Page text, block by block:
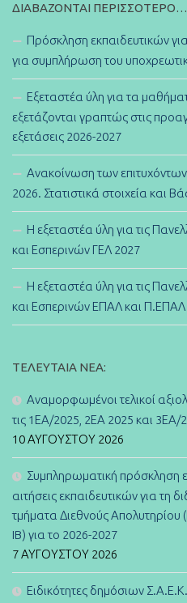
ΔΙΑΒΆΖΟΝΤΑΙ ΠΕΡΙΣΣΌΤΕΡΟ…
Πρόσκληση εκπαιδευτικών
για συμπλήρωση του
Εξεταστέα ύλη για τα
εξετάζονται γραπτώς στις
εξετάσεις 2026-2027
Ανακοίνωση των επιτυχόντων
2026. Στατιστικά στοιχεία και
Η εξεταστέα ύλη για τις
και Εσπερινών ΓΕΛ 2027
Η εξεταστέα ύλη για τις
και Εσπερινών ΕΠΑΛ και
ΤΕΛΕΥΤΑΊΑ ΝΈΑ:
Αναμορφωμένοι τελικοί
τις 1ΕΑ/2025, 2ΕΑ 2025 και 3ΕΑ/
10 ΑΥΓΟΎΣΤΟΥ 2026
Συμπληρωματική πρόσκληση
αιτήσεις εκπαιδευτικών για τη
τμήματα Διεθνούς
IB) για το 2026-2027
7 ΑΥΓΟΎΣΤΟΥ 2026
Ειδικότητες δημόσιων